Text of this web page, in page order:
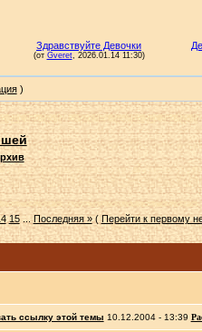
)
15...Последняя »( Перейти к первому
ссылку этой темы 10.12.2004 - 13:39